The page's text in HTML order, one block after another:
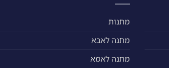
מתנות
מתנה לאבא
מתנה לאמא